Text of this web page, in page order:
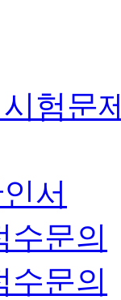
험문
서
수문의
수문의